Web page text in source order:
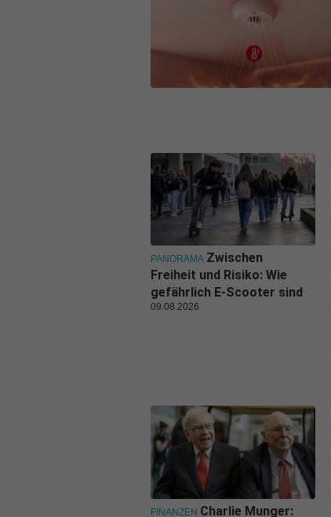
PANORAMA Zwischen
Freiheit und Risiko: Wie
gefährlich E-Scooter sind
09.08.2026
FINANZEN Charlie Munger: